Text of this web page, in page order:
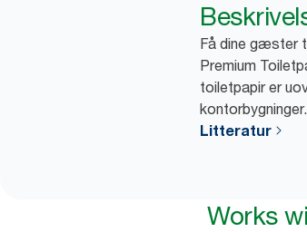
Få dine gæster
Premium
toiletpapir er
kontorbygninger.
Litteratur
Works